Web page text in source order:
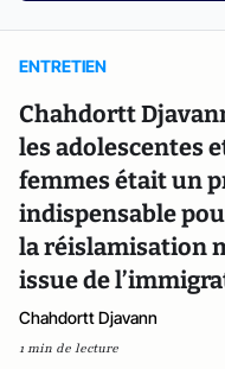
ENTRETIEN
Chahdortt
les adolescentes
femmes était un
indispensable
la réislamisation
issue de
Chahdortt Djavann
1 min de lecture